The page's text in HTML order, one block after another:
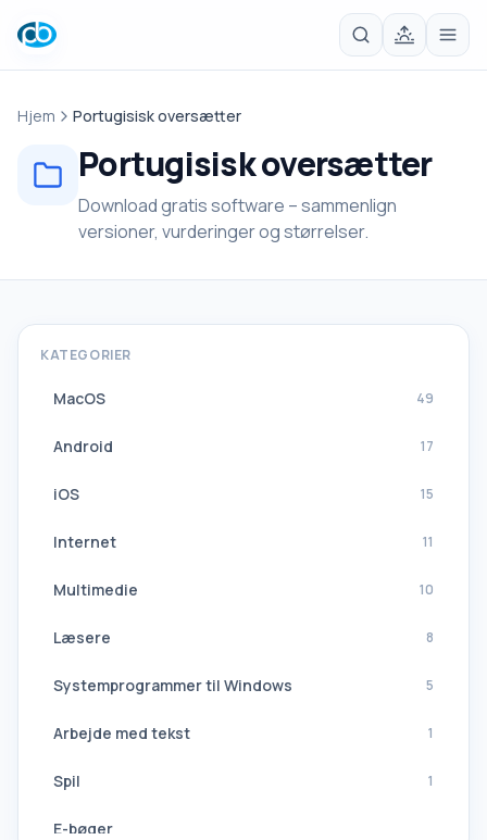
Hjem Portugisisk oversætter
Portugisisk oversætter
Download gratis software – sammenlign
versioner, vurderinger og størrelser.
KATEGORIER
MacOS 49
Android 17
iOS 15
Internet 11
Multimedie 10
Læsere 8
Systemprogrammer til Windows 5
Arbejde med tekst 1
Spil 1
E-bøger